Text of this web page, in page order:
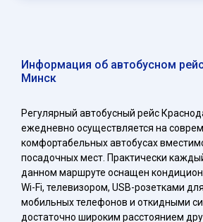
Информация об автобусном
Минск
Регулярный автобусный рейс
ежедневно осуществляется на
комфортабельных автобусах
посадочных мест. Практически
данном маршруте оснащен
Wi-Fi, телевизором, USB-розетками
мобильных телефонов и откидными
достаточно широким расстоянием